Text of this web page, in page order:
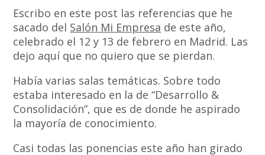
Escribo en este post las referencias que he
sacado del Salón Mi Empresa de este año,
celebrado el 12 y 13 de febrero en Madrid. Las
dejo aquí que no quiero que se pierdan.
Había varias salas temáticas. Sobre todo
estaba interesado en la de “Desarrollo &
Consolidación”, que es de donde he aspirado
la mayoría de conocimiento.
Casi todas las ponencias este año han girado